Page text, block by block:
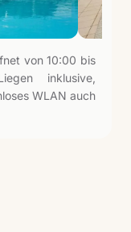
von 10:00 bis
inklusive,
WLAN auch